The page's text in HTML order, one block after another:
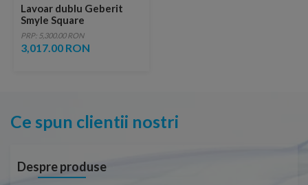
Lavoar dublu Geberit
Smyle Square
120x48xH16,5 cm
PRP: 5,300.00 RON
3,017.00 RON
Ce spun clientii nostri
Despre produse